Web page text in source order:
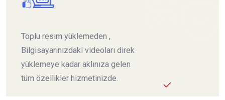
Toplu resim yüklemeden ,
Bilgisayarınızdaki videoları direk
yüklemeye kadar aklınıza gelen
tüm özellikler hizmetinizde.